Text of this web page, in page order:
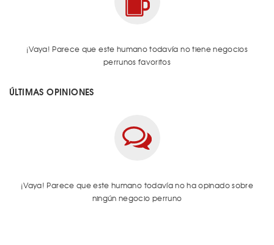
¡Vaya! Parece que este humano todavía no tiene negocios
perrunos favoritos
ÚLTIMAS OPINIONES
¡Vaya! Parece que este humano todavía no ha opinado sobre
ningún negocio perruno